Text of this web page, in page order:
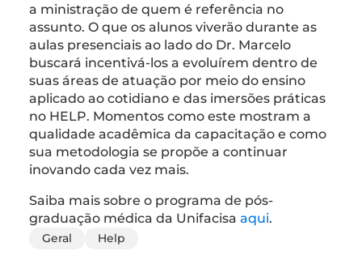
a ministração de quem é referência no
assunto. O que os alunos viverão durante as
aulas presenciais ao lado do Dr. Marcelo
buscará incentivá-los a evoluírem dentro de
suas áreas de atuação por meio do ensino
aplicado ao cotidiano e das imersões práticas
no HELP. Momentos como este mostram a
qualidade acadêmica da capacitação e como
sua metodologia se propõe a continuar
inovando cada vez mais.
Saiba mais sobre o programa de pós-
graduação médica da Unifacisa aqui.
Geral Help